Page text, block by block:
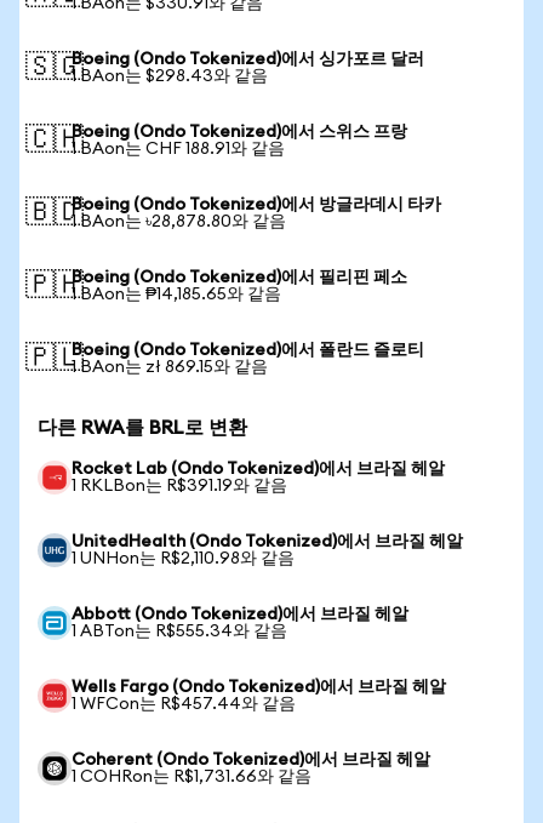
1 BAon는 $330.91와 같음
🇸🇬Boeing (Ondo Tokenized)에서 싱가포르 달러
1 BAon는 $298.43와 같음
🇨🇭Boeing (Ondo Tokenized)에서 스위스 프랑
1 BAon는 CHF 188.91와 같음
🇧🇩Boeing (Ondo Tokenized)에서 방글라데시 타카
1 BAon는 ৳28,878.80와 같음
🇵🇭Boeing (Ondo Tokenized)에서 필리핀 페소
1 BAon는 ₱14,185.65와 같음
🇵🇱Boeing (Ondo Tokenized)에서 폴란드 즐로티
1 BAon는 zł 869.15와 같음
다른 RWA를 BRL로 변환
Rocket Lab (Ondo Tokenized)에서 브라질 헤알
1 RKLBon는 R$391.19와 같음
UnitedHealth (Ondo Tokenized)에서 브라질 헤알
1 UNHon는 R$2,110.98와 같음
Abbott (Ondo Tokenized)에서 브라질 헤알
1 ABTon는 R$555.34와 같음
Wells Fargo (Ondo Tokenized)에서 브라질 헤알
1 WFCon는 R$457.44와 같음
Coherent (Ondo Tokenized)에서 브라질 헤알
1 COHRon는 R$1,731.66와 같음